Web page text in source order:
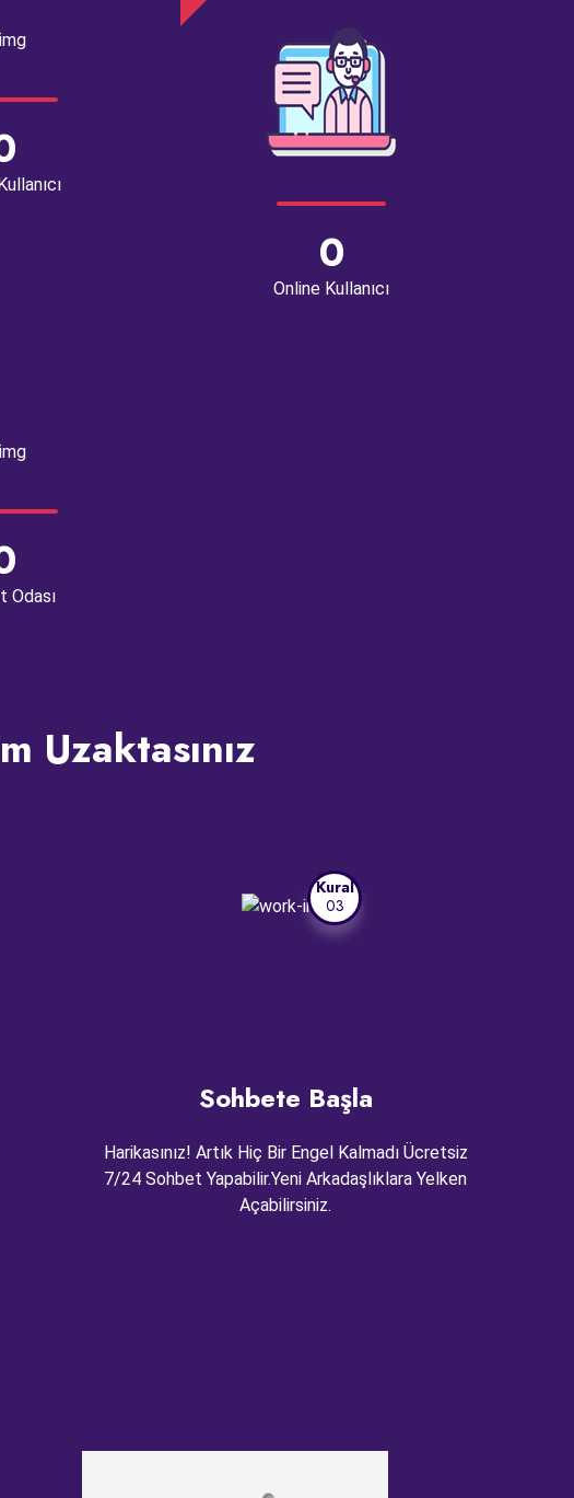
0
Online Kullanıcı
Odası
Uzaktasınız
Kural
03
Sohbete Başla
Harikasınız! Artık Hiç Bir Engel Kalmadı Ücretsiz
7/24 Sohbet Yapabilir.Yeni Arkadaşlıklara Yelken
Açabilirsiniz.